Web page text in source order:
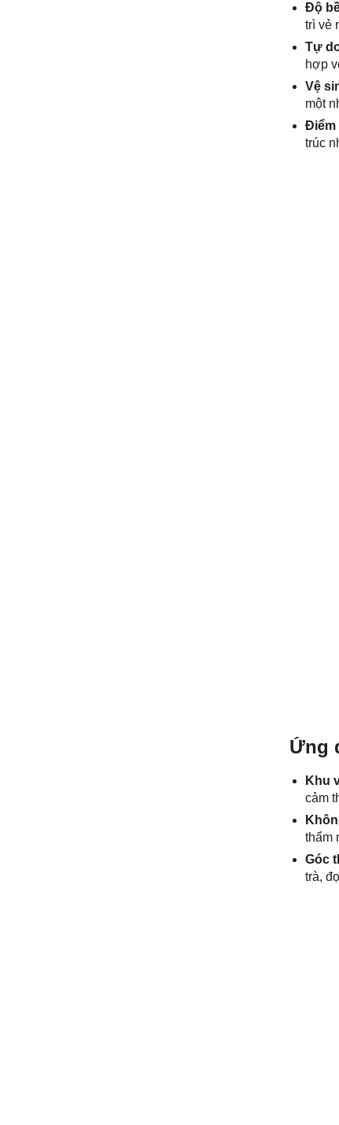
Độ
trì vẻ
Tự
hợp
Vệ
một
Điểm
trúc
Ứng
Khu
cảm
thẩm
Góc
trà,